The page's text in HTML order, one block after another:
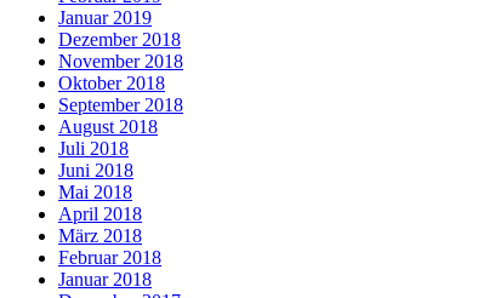
Januar 2019
Dezember 2018
November 2018
Oktober 2018
September 2018
August 2018
Juli 2018
Juni 2018
Mai 2018
April 2018
März 2018
Februar 2018
Januar 2018